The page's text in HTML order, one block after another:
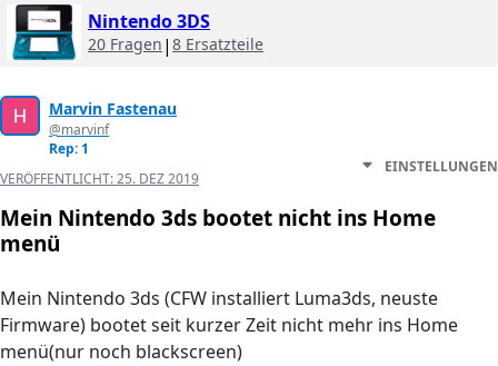
Nintendo 3DS
20 Fragen | 8 Ersatzteile
Marvin Fastenau
@marvinf
Rep: 1
VERÖFFENTLICHT:25. DEZ 2019
EINSTELLUNGEN
Mein Nintendo 3ds bootet nicht ins Home
menü
Mein Nintendo 3ds (CFW installiert Luma3ds, neuste
Firmware) bootet seit kurzer Zeit nicht mehr ins Home
menü(nur noch blackscreen)